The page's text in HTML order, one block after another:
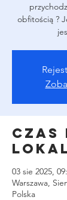
obfitością ?
Czas
03 sie 2025,
Warszawa,
Polska